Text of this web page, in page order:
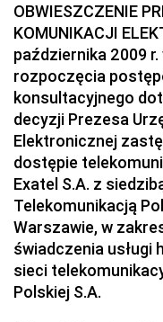
OBWIESZCZENIE
KOMUNIKACJI
października 2009
rozpoczęcia
konsultacyjnego
decyzji Prezesa
Elektronicznej
dostępie
Exatel S.A. z
Telekomunikacją
Warszawie, w
świadczenia usługi
sieci
Polskiej S.A.